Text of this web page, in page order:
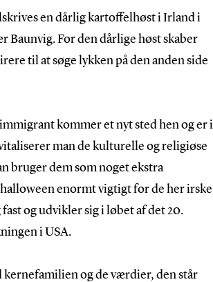
en dårlig kartoffelhøst i Irland i
Baunvig. For den dårlige høst skaber
til at søge lykken på den anden side
kommer et nyt sted hen og er i
man de kulturelle og religiøse
bruger dem som noget ekstra
enormt vigtigt for de her irske
og udvikler sig i løbet af det 20.
i USA.
og de værdier, den står